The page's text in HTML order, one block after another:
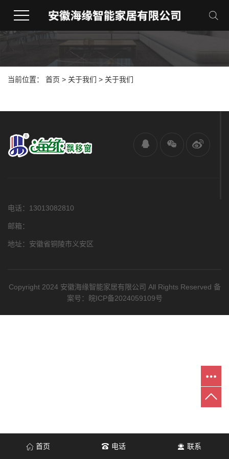
当前位置： 首页 > 关于我们 > 关于我们
电话：13013082810
邮箱：
地址：安徽省铜陵市义安区
Copyright 2024 安徽海缘智能家居有限公司 All Rights Reserved 备
案号： 皖ICP备2024059109号
首页 电话 联系